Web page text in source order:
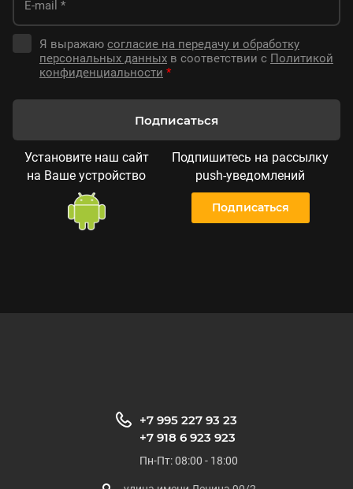
Я выражаю согласие на передачу и обработку
персональных данных в соответствии с Политикой
конфиденциальности *
Подписаться
Установите наш сайт
на Ваше устройство
Подпишитесь на рассылку
push-уведомлений
Подписаться
+7 995 227 93 23
+7 918 6 923 923
Пн-Пт: 08:00 - 18:00